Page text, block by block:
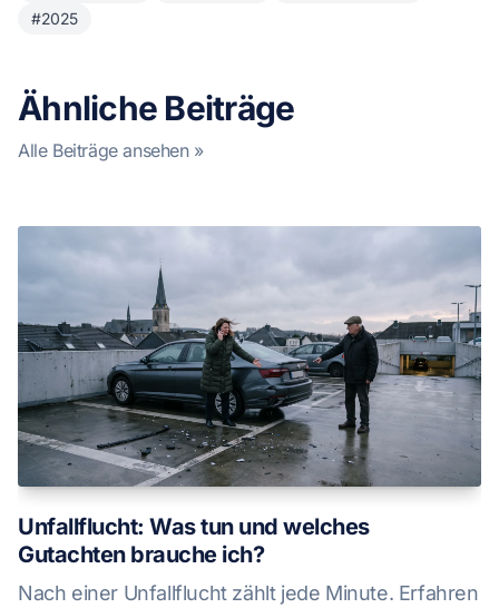
#2025
Ähnliche Beiträge
Alle Beiträge ansehen »
Unfallflucht: Was tun und welches
Gutachten brauche ich?
Nach einer Unfallflucht zählt jede Minute. Erfahren